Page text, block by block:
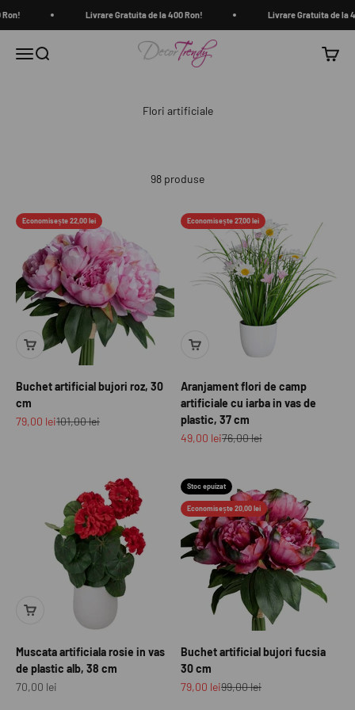
Livrare Gratuita de la 400 Ron! Livrare Gratuita de la
MeniuCăutare decortrendy.ro Coș
98 produse
Economisește 22,00 lei
Buchet artificial bujori roz, 30
cm
Preț redus
79,00 leiPreț normal
101,00 lei
Economisește 27,00 lei
Aranjament flori de camp
artificiale cu iarba in vas de
plastic, 37 cm
Preț redus
49,00 leiPreț normal
76,00 lei
Muscata artificiala rosie in vas
de plastic alb, 38 cm
Preț redus
70,00 lei
Stoc epuizat
Economisește 20,00 lei
Buchet artificial bujori fucsia
30 cm
Preț redus
79,00 leiPreț normal
99,00 lei